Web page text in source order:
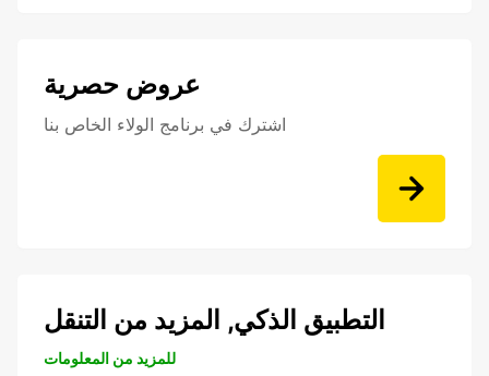
عروض حصرية
اشترك في برنامج الولاء الخاص بنا
التطبيق الذكي, المزيد من التنقل
للمزيد من المعلومات